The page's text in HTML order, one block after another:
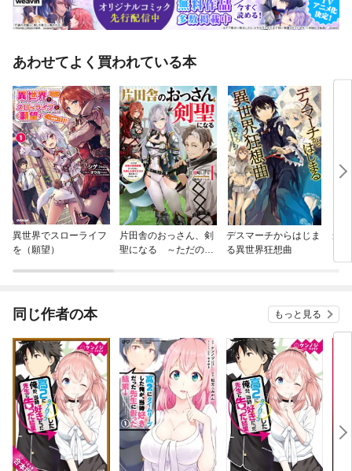
あわせてよく買われている本
異世界でスローライフ
を（願望）
片田舎のおっさん、剣
聖になる ～ただの田
デスマーチからはじま
る異世界狂想曲
最
同じ作者の本 もっと見る